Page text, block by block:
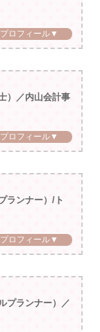
プロフィール▼
）／内山会計事
プロフィール▼
ランナー）/ト
プロフィール▼
プランナー）／